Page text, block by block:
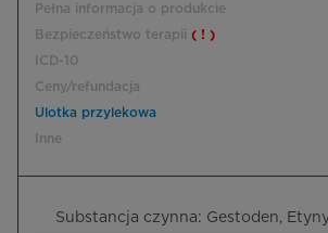
Pełna informacja o produkcie
Bezpieczeństwo terapii ( ! )
ICD-10
Ceny/refundacja
Ulotka przylekowa
Inne
Substancja czynna: Gestoden,